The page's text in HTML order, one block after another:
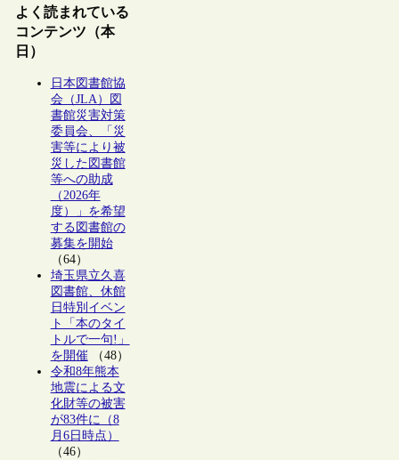
よく読まれている
コンテンツ（本
日）
日本図書館協
会（JLA）図
書館災害対策
委員会、「災
害等により被
災した図書館
等への助成
（2026年
度）」を希望
する図書館の
募集を開始
（64）
埼玉県立久喜
図書館、休館
日特別イベン
ト「本のタイ
トルで一句!」
を開催（48）
令和8年熊本
地震による文
化財等の被害
が83件に（8
月6日時点）
（46）